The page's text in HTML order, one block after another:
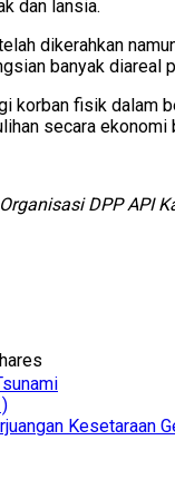
dan lansia.
dikerahkan
banyak diareal
korban fisik dalam
secara ekonomi
DPP API
Kesetaraan